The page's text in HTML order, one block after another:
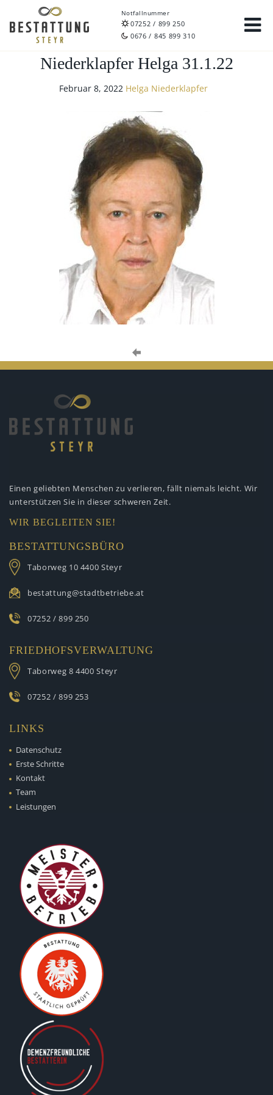
Notfallnummer
07252 / 899 250
0676 / 845 899 310
Niederklapfer Helga 31.1.22
Februar 8, 2022 Helga Niederklapfer
Einen geliebten Menschen zu verlieren, fällt niemals leicht. Wir
unterstützen Sie in dieser schweren Zeit.
WIR BEGLEITEN SIE!
BESTATTUNGSBÜRO
Taborweg 10 4400 Steyr
bestattung@stadtbetriebe.at
07252 / 899 250
FRIEDHOFSVERWALTUNG
Taborweg 8 4400 Steyr
07252 / 899 253
LINKS
Datenschutz
Erste Schritte
Kontakt
Team
Leistungen